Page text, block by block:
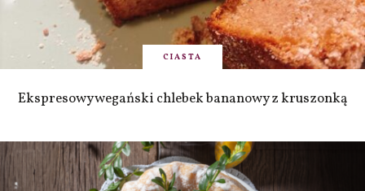
CIASTA
Ekspresowy wegański chlebek bananowy z kruszonką